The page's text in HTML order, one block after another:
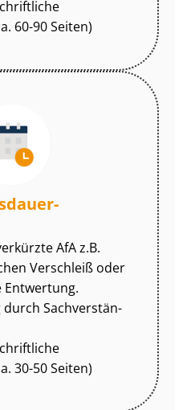
60-90 Seiten)
AfA z.B.
Verschleiß oder
durch Sach­ver­stän­
30-50 Seiten)